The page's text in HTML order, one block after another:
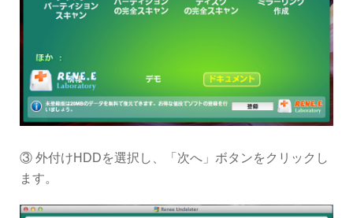
③ 外付けHDDを選択し、「次へ」ボタンをクリックし
ます。